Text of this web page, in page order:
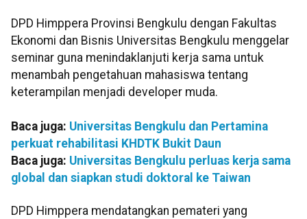
DPD Himppera Provinsi Bengkulu dengan Fakultas
Ekonomi dan Bisnis Universitas Bengkulu menggelar
seminar guna menindaklanjuti kerja sama untuk
menambah pengetahuan mahasiswa tentang
keterampilan menjadi developer muda.
Baca juga: Universitas Bengkulu dan Pertamina
perkuat rehabilitasi KHDTK Bukit Daun
Baca juga: Universitas Bengkulu perluas kerja sama
global dan siapkan studi doktoral ke Taiwan
DPD Himppera mendatangkan pemateri yang